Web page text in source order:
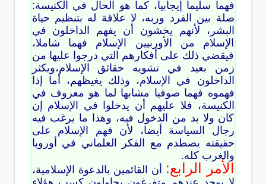
فهما سليما إيجابيا، كما هو الحال في الكنيسة:
صلة بين الفرد وربه، لا علاقة له بتنظيم حياة
البشر، لأنهم يخشون أن يفهم الداخلون في
الإسلام من الأوربيين الإسلام فهما شاملا،
فيقضي ذلك على أفكارهم التي درجوا عليها من
زمن بعيد في تشويه حقائق الإسلام،ويكثر
الداخلون في الإسلام، وذلك يغيظهم، أما إذا
فهموه فهما صوفيا مشابها لما هو معروف في
الكنيسة، فلا عليهم أن يدخلوا في الإسلام إن
كان ولا بد من الدخول فيه، وهذا ما يرغب فيه
رجال السياسة أيضا، لأن فهم الإسلام على
حقيقته يصطدم مع الفكر العلماني في أوروبا
والغرب كله.
الأمر الرابع:
أن القائمين بالدعوة الإسلامية،